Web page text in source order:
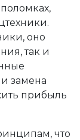
.
, оно
так и
замена
прибыль
что